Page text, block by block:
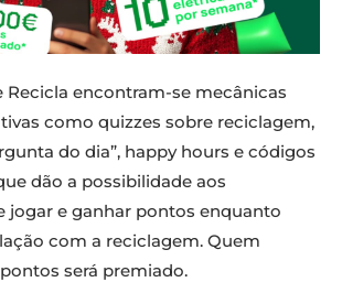
Recicla encontram-se mecânicas
como quizzes sobre reciclagem,
do dia”, happy hours e códigos
dão a possibilidade aos
jogar e ganhar pontos enquanto
com a reciclagem. Quem
será premiado.